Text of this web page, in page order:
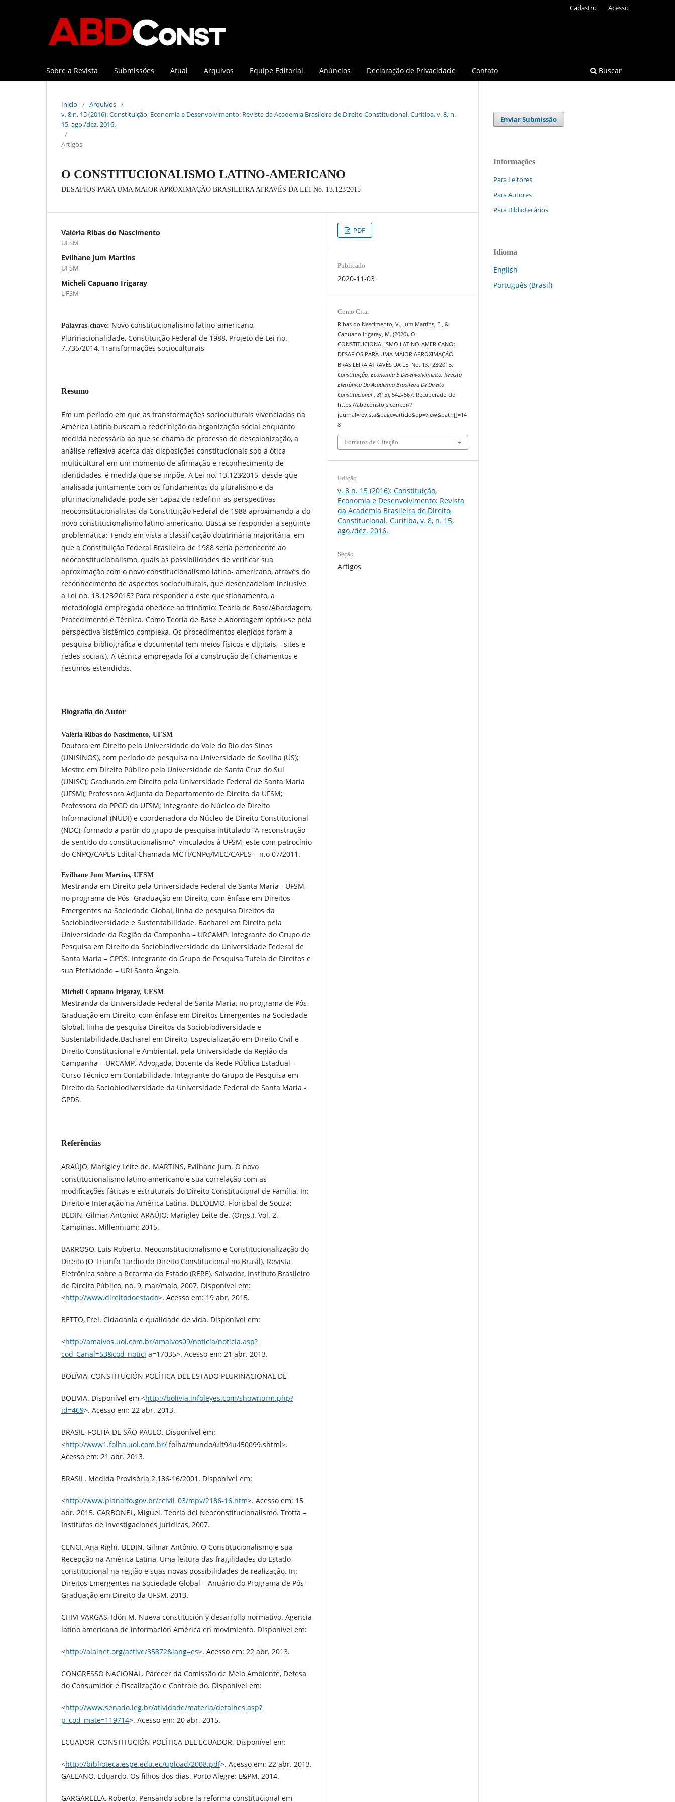
Sobre a Revista Submissões Atual Arquivos Equipe Editorial Anúncios Declaração de Privacidade Contato Buscar
Cadastro Acesso
Início / Arquivos /
v. 8 n. 15 (2016): Constituição, Economia e Desenvolvimento: Revista da Academia Brasileira de Direito Constitucional. Curitiba, v. 8, n.
15, ago./dez. 2016.
/
Artigos
O CONSTITUCIONALISMO LATINO-AMERICANO
DESAFIOS PARA UMA MAIOR APROXIMAÇÃO BRASILEIRA ATRAVÉS DA LEI No. 13.123∕2015
Valéria Ribas do Nascimento
UFSM
Evilhane Jum Martins
UFSM
Micheli Capuano Irigaray
UFSM
Palavras-chave: Novo constitucionalismo latino-americano,
Plurinacionalidade, Constituição Federal de 1988, Projeto de Lei no.
7.735/2014, Transformações socioculturais
Resumo
Em um período em que as transformações socioculturais vivenciadas na
América Latina buscam a redefinição da organização social enquanto
medida necessária ao que se chama de processo de descolonização, a
análise reflexiva acerca das disposições constitucionais sob a ótica
multicultural em um momento de afirmação e reconhecimento de
identidades, é medida que se impõe. A Lei no. 13.123∕2015, desde que
analisada juntamente com os fundamentos do pluralismo e da
plurinacionalidade, pode ser capaz de redefinir as perspectivas
neoconstitucionalistas da Constituição Federal de 1988 aproximando-a do
novo constitucionalismo latino-americano. Busca-se responder a seguinte
problemática: Tendo em vista a classificação doutrinária majoritária, em
que a Constituição Federal Brasileira de 1988 seria pertencente ao
neoconstitucionalismo, quais as possibilidades de verificar sua
aproximação com o novo constitucionalismo latino- americano, através do
reconhecimento de aspectos socioculturais, que desencadeiam inclusive
a Lei no. 13.123∕2015? Para responder a este questionamento, a
metodologia empregada obedece ao trinômio: Teoria de Base/Abordagem,
Procedimento e Técnica. Como Teoria de Base e Abordagem optou-se pela
perspectiva sistêmico-complexa. Os procedimentos elegidos foram a
pesquisa bibliográfica e documental (em meios físicos e digitais – sites e
redes sociais). A técnica empregada foi a construção de fichamentos e
resumos estendidos.
Biografia do Autor
Valéria Ribas do Nascimento, UFSM
Doutora em Direito pela Universidade do Vale do Rio dos Sinos
(UNISINOS), com período de pesquisa na Universidade de Sevilha (US);
Mestre em Direito Público pela Universidade de Santa Cruz do Sul
(UNISC); Graduada em Direito pela Universidade Federal de Santa Maria
(UFSM); Professora Adjunta do Departamento de Direito da UFSM;
Professora do PPGD da UFSM; Integrante do Núcleo de Direito
Informacional (NUDI) e coordenadora do Núcleo de Direito Constitucional
(NDC), formado a partir do grupo de pesquisa intitulado “A reconstrução
de sentido do constitucionalismo”, vinculados à UFSM, este com patrocínio
do CNPQ/CAPES Edital Chamada MCTI/CNPq/MEC/CAPES – n.o 07/2011.
Evilhane Jum Martins, UFSM
Mestranda em Direito pela Universidade Federal de Santa Maria - UFSM,
no programa de Pós- Graduação em Direito, com ênfase em Direitos
Emergentes na Sociedade Global, linha de pesquisa Direitos da
Sociobiodiversidade e Sustentabilidade. Bacharel em Direito pela
Universidade da Região da Campanha – URCAMP. Integrante do Grupo de
Pesquisa em Direito da Sociobiodiversidade da Universidade Federal de
Santa Maria – GPDS. Integrante do Grupo de Pesquisa Tutela de Direitos e
sua Efetividade – URI Santo Ângelo.
Micheli Capuano Irigaray, UFSM
Mestranda da Universidade Federal de Santa Maria, no programa de Pós-
Graduação em Direito, com ênfase em Direitos Emergentes na Sociedade
Global, linha de pesquisa Direitos da Sociobiodiversidade e
Sustentabilidade.Bacharel em Direito, Especialização em Direito Civil e
Direito Constitucional e Ambiental, pela Universidade da Região da
Campanha – URCAMP. Advogada, Docente da Rede Pública Estadual –
Curso Técnico em Contabilidade. Integrante do Grupo de Pesquisa em
Direito da Sociobiodiversidade da Universidade Federal de Santa Maria -
GPDS.
Referências
ARAÚJO, Marigley Leite de. MARTINS, Evilhane Jum. O novo
constitucionalismo latino-americano e sua correlação com as
modificações fáticas e estruturais do Direito Constitucional de Família. In:
Direito e Interação na América Latina. DEL’OLMO, Florisbal de Souza;
BEDIN, Gilmar Antonio; ARAÚJO, Marigley Leite de. (Orgs.). Vol. 2.
Campinas, Millennium: 2015.
BARROSO, Luis Roberto. Neoconstitucionalismo e Constitucionalização do
Direito (O Triunfo Tardio do Direito Constitucional no Brasil). Revista
Eletrônica sobre a Reforma do Estado (RERE). Salvador, Instituto Brasileiro
de Direito Público, no. 9, mar/maio, 2007. Disponível em:
<http://www.direitodoestado>. Acesso em: 19 abr. 2015.
BETTO, Frei. Cidadania e qualidade de vida. Disponível em:
<http://amaivos.uol.com.br/amaivos09/noticia/noticia.asp?
cod_Canal=53&cod_notici a=17035>. Acesso em: 21 abr. 2013.
BOLÍVIA, CONSTITUCIÓN POLÍTICA DEL ESTADO PLURINACIONAL DE
BOLIVIA. Disponível em <http://bolivia.infoleyes.com/shownorm.php?
id=469>. Acesso em: 22 abr. 2013.
BRASIL, FOLHA DE SÃO PAULO. Disponível em:
<http://www1.folha.uol.com.br/ folha/mundo/ult94u450099.shtml>.
Acesso em: 21 abr. 2013.
BRASIL. Medida Provisória 2.186-16/2001. Disponível em:
<http://www.planalto.gov.br/ccivil_03/mpv/2186-16.htm>. Acesso em: 15
abr. 2015. CARBONEL, Miguel. Teoría del Neoconstitucionalismo. Trotta –
Institutos de Investigaciones Juridicas, 2007.
CENCI, Ana Righi. BEDIN, Gilmar Antônio. O Constitucionalismo e sua
Recepção na América Latina, Uma leitura das fragilidades do Estado
constitucional na região e suas novas possibilidades de realização. In:
Direitos Emergentes na Sociedade Global – Anuário do Programa de Pós-
Graduação em Direito da UFSM, 2013.
CHIVI VARGAS, Idón M. Nueva constitución y desarrollo normativo. Agencia
latino americana de información América en movimiento. Disponível em:
<http://alainet.org/active/35872&lang=es>. Acesso em: 22 abr. 2013.
CONGRESSO NACIONAL. Parecer da Comissão de Meio Ambiente, Defesa
do Consumidor e Fiscalização e Controle do. Disponível em:
<http://www.senado.leg.br/atividade/materia/detalhes.asp?
p_cod_mate=119714>. Acesso em: 20 abr. 2015.
ECUADOR, CONSTITUCIÓN POLÍTICA DEL ECUADOR. Disponível em:
<http://biblioteca.espe.edu.ec/upload/2008.pdf>. Acesso em: 22 abr. 2013.
GALEANO, Eduardo. Os filhos dos dias. Porto Alegre: L&PM, 2014.
GARGARELLA, Roberto. Pensando sobre la reforma constitucional em
PDF
Publicado
2020-11-03
Como Citar
Ribas do Nascimento, V., Jum Martins, E., &
Capuano Irigaray, M. (2020). O
CONSTITUCIONALISMO LATINO-AMERICANO:
DESAFIOS PARA UMA MAIOR APROXIMAÇÃO
BRASILEIRA ATRAVÉS DA LEI No. 13.123∕2015.
Constituição, Economia E Desenvolvimento: Revista
Eletrônica Da Academia Brasileira De Direito
Constitucional,8(15), 542–567. Recuperado de
https://abdconstojs.com.br/?
journal=revista&page=article&op=view&path[]=14
8
Fomatos de Citação
Edição
v. 8 n. 15 (2016): Constituição,
Economia e Desenvolvimento: Revista
da Academia Brasileira de Direito
Constitucional. Curitiba, v. 8, n. 15,
ago./dez. 2016.
Seção
Artigos
Enviar Submissão
Informações
Para Leitores
Para Autores
Para Bibliotecários
Idioma
English
Português (Brasil)